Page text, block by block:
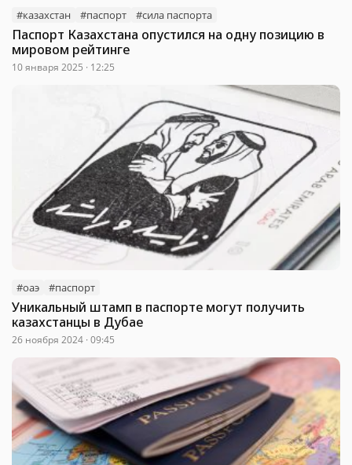
#казахстан #паспорт #сила паспорта
Паспорт Казахстана опустился на одну позицию в
мировом рейтинге
10 января 2025 · 12:25
#оаэ #паспорт
Уникальный штамп в паспорте могут получить
казахстанцы в Дубае
26 ноября 2024 · 09:45